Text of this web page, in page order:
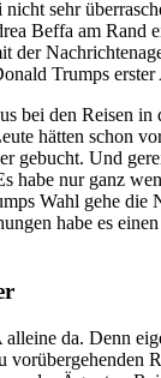
sehr
Beffa am Rand
der
Trumps erster
bei den Reisen
hätten schon
gebucht. Und
habe nur ganz
Wahl gehe die
habe es
da. Denn
vorübergehenden